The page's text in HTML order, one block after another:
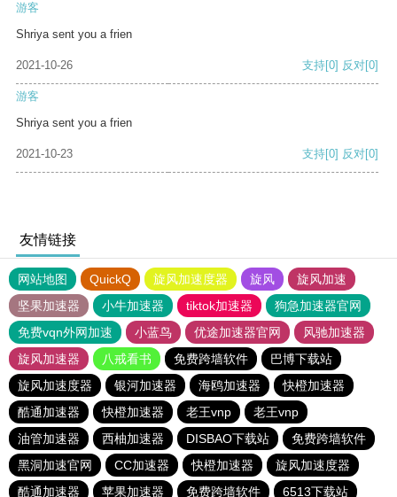
游客
Shriya sent you a frien
2021-10-26 支持[0] 反对[0]
游客
Shriya sent you a frien
2021-10-23 支持[0] 反对[0]
友情链接
网站地图 QuickQ 旋风加速度器 旋风
旋风加速
坚果加速器
小牛加速器 tiktok加速器
狗急加速器官网
免费vqn外网加速
小蓝鸟 优途加速器官网
风驰加速器
旋风加速器
八戒看书 免费跨墙软件
巴博下载站
旋风加速度器
银河加速器 海鸥加速器
快橙加速器
酷通加速器
快橙加速器 老王vnp
老王vnp
油管加速器
西柚加速器 DISBAO下载站
免费跨墙软件
黑洞加速官网
CC加速器 快橙加速器
旋风加速度器
酷通加速器
苹果加速器 免费跨墙软件 6513下载站